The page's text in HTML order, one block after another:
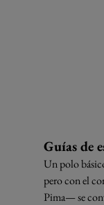
Guías de
Un polo
pero con el
Pima— se